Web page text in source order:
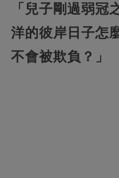
「兒子剛過弱冠
洋的彼岸日子怎
不會被欺負？」